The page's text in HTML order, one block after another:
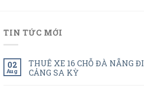
TIN TỨC MỚI
02
Aug
THUÊ XE 16 CHỖ ĐÀ NẴNG ĐI
CẢNG SA KỲ